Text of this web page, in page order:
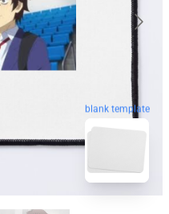
blank template